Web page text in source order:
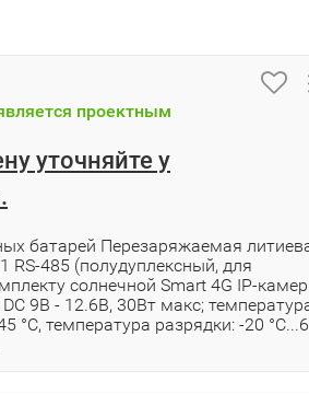
проектным
уточняйте у
батарей Перезаряжаемая
RS-485 (полудуплексный, для
солнечной Smart 4G IP-
9В - 12.6В, 30Вт макс;
°C, температура разрядки: -20